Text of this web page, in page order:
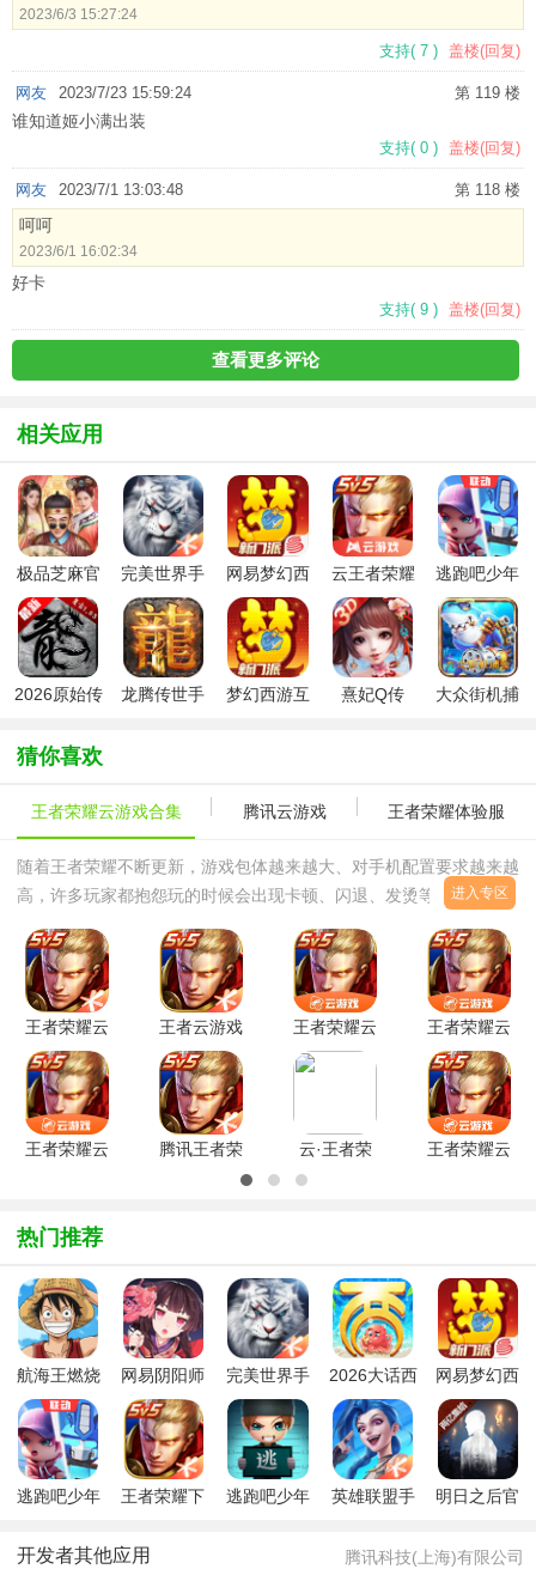
2023/6/3 15:27:24
支持( 7 ) 盖楼(回复)
第 119 楼
网友 2023/7/23 15:59:24
谁知道姬小满出装
支持( 0 ) 盖楼(回复)
第 118 楼
网友 2023/7/1 13:03:48
呵呵
2023/6/1 16:02:34
好卡
支持( 9 ) 盖楼(回复)
查看更多评论
相关应用
极品芝麻官
新版本
完美世界手
游腾讯版
网易梦幻西
游手游
云王者荣耀
游戏安装包
中文版
逃跑吧少年
2026官方正
版
2026原始传
龙腾传世手
梦幻西游互
熹妃Q传
大众街机捕
猜你喜欢
王者荣耀云游戏合集 腾讯云游戏 王者荣耀体验服
随着王者荣耀不断更新，游戏包体越来越大、对手机配置要求越来越
高，许多玩家都抱怨玩的时候会出现卡顿、闪退、发烫等问题。为
间不足、性能跟不上、延迟
进入专区
王者荣耀云
游戏2025
年最新版
v5.2.1.4990108
王者云游戏
无限时长
v5.2.1.4990108
安卓版
王者荣耀云
游戏官方最
王者荣耀云
游戏免费版
安卓版
王者荣耀云
腾讯王者荣
耀云游戏版
云·王者荣
耀游戏正版
王者荣耀云
热门推荐
航海王燃烧
意志唯一正
版手游
网易阴阳师
手游2026最
新版
完美世界手
游腾讯版
2026大话西
游手游安卓
版
网易梦幻西
游手游
逃跑吧少年
版
王者荣耀下
2026
逃跑吧少年
英雄联盟手
2026最新版
明日之后官
开发者其他应用 腾讯科技(上海)有限公司